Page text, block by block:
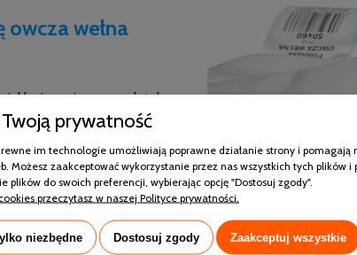
wełna
i przyjemna w dotyku.
dla skóry, skutecznie
gęstością, co zmniejsza
To luksusowy produkt, który
TEX, który gwarantuje
Przeprowadzone testy
szkodliwych substancji,
prywatność
im technologie umożliwiają poprawne działanie strony i pomagają
Możesz zaakceptować wykorzystanie przez nas wszystkich tych plików i
plików do swoich preferencji, wybierając opcję "Dostosuj zgody".
przeczytasz w naszej Polityce prywatności.
niezbędne Dostosuj zgody Zaakceptuj wszystkie